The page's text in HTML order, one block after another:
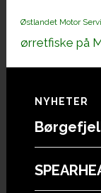
Østlandet Motor
ørretfiske på
Footer
NYHETER